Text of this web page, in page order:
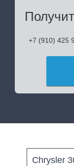
+7 (910) 425
Chrysler